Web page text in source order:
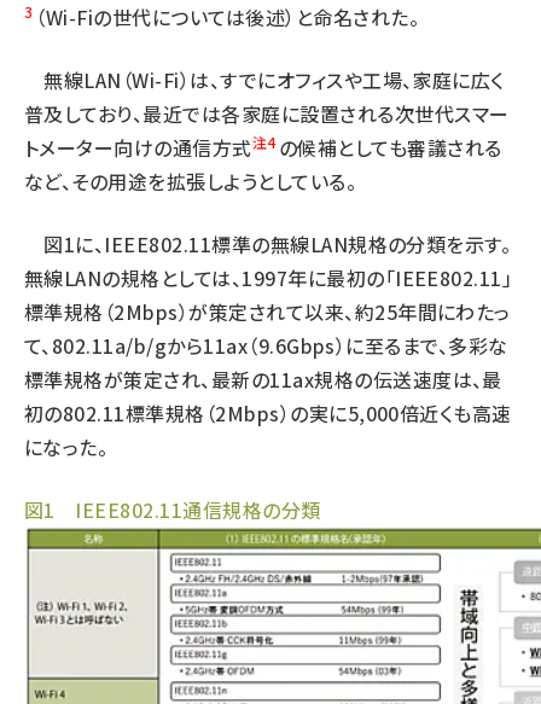
3 （Wi-Fiの世代については後述）と命名された。
無線LAN（Wi-Fi）は、すでにオフィスや工場、家庭に広く
普及しており、最近では各家庭に設置される次世代スマー
トメーター向けの通信方式注4の候補としても審議される
など、その用途を拡張しようとしている。
図1に、IEEE802.11標準の無線LAN規格の分類を示す。
無線LANの規格としては、1997年に最初の「IEEE802.11」
標準規格（2Mbps）が策定されて以来、約25年間にわたっ
て、802.11a/b/gから11ax（9.6Gbps）に至るまで、多彩な
標準規格が策定され、最新の11ax規格の伝送速度は、最
初の802.11標準規格（2Mbps）の実に5,000倍近くも高速
になった。
図1 IEEE802.11通信規格の分類